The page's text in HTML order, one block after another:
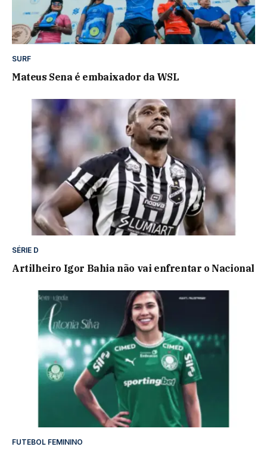
SURF
Mateus Sena é embaixador da WSL
SÉRIE D
Artilheiro Igor Bahia não vai enfrentar o Nacional
FUTEBOL FEMININO